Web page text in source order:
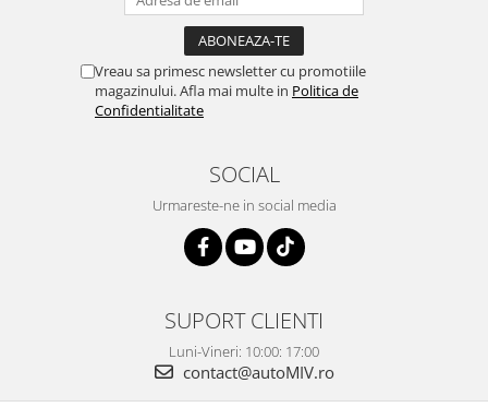
Vreau sa primesc newsletter cu promotiile
magazinului. Afla mai multe in Politica de
Confidentialitate
SOCIAL
Urmareste-ne in social media
SUPORT CLIENTI
Luni-Vineri: 10:00: 17:00
contact@autoMIV.ro